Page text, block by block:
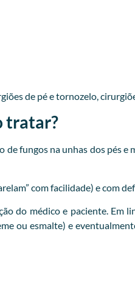
de pé e tornozelo,
tratar?
fungos na unhas dos pés e
com facilidade) e com
do médico e paciente. Em
ou esmalte) e